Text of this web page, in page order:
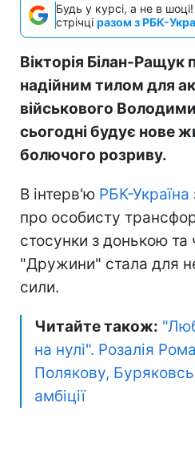
Будь у курсі, а не в
стрічці разом з РБК-
Вікторія Білан-Ращук
надійним тилом для
військового
сьогодні будує нове
болючого розриву.
В інтерв'ю РБК-Україна
про особисту
стосунки з донькою та
"Дружини" стала для
сили.
Читайте також:
на нулі". Розалія
Полякову,
амбіції